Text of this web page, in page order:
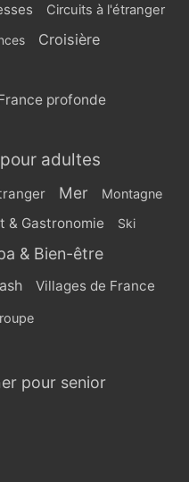
Circuits à l'étranger
Croisière
profonde
adultes
Mer Montagne
& Gastronomie Ski
& Bien-être
Villages de France
pour senior